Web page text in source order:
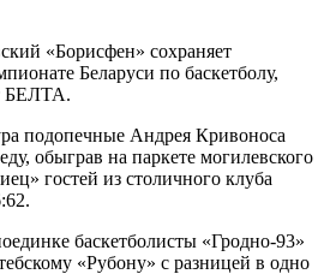
«Борисфен» сохраняет
Беларуси по баскетболу,
БЕЛТА.
подопечные Андрея Кривоноса
обыграв на паркете могилевского
гостей из столичного клуба
баскетболисты «Гродно-93»
«Рубону» с разницей в одно